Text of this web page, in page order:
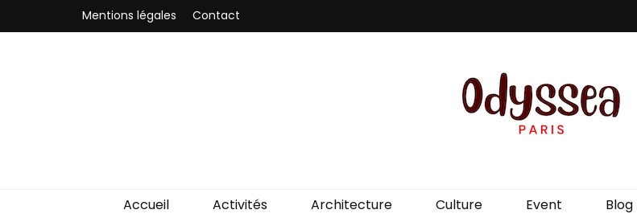
Mentions légales Contact
Accueil Activités Architecture Culture Event Blog